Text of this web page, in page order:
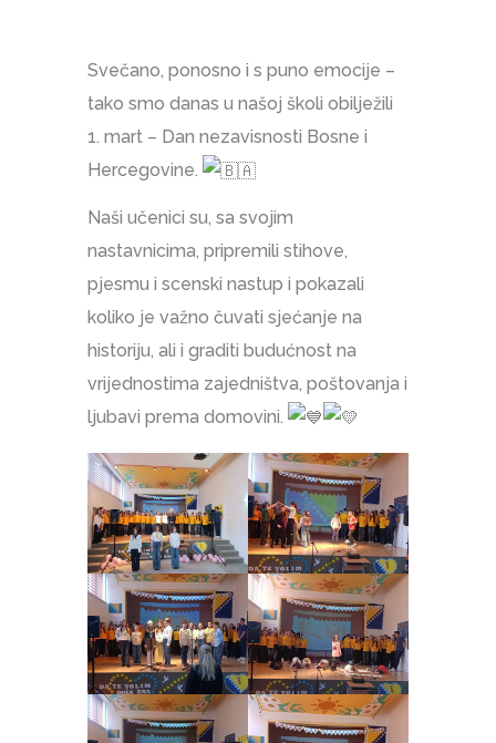
Svečano, ponosno i s puno emocije –
tako smo danas u našoj školi obilježili
1. mart – Dan nezavisnosti Bosne i
Hercegovine.
Naši učenici su, sa svojim
nastavnicima, pripremili stihove,
pjesmu i scenski nastup i pokazali
koliko je važno čuvati sjećanje na
historiju, ali i graditi budućnost na
vrijednostima zajedništva, poštovanja i
ljubavi prema domovini.